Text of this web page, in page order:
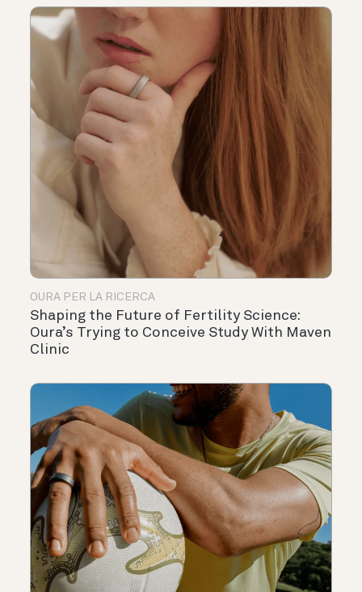
OURA PER LA RICERCA
Shaping the Future of Fertility Science:
Oura’s Trying to Conceive Study With Maven
Clinic